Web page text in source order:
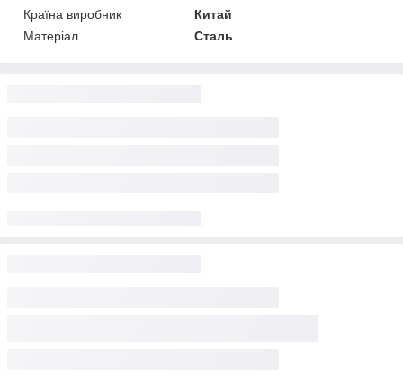
Країна виробник
Китай
Матеріал
Сталь